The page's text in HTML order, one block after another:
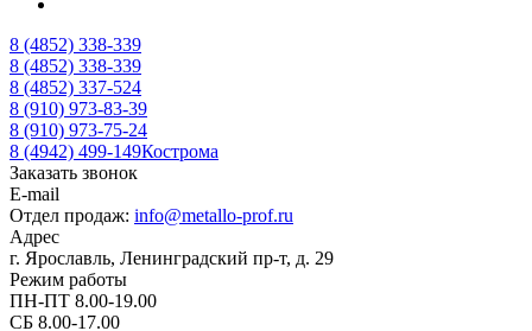
8 (4852) 338-339
8 (4852) 338-339
8 (4852) 337-524
8 (910) 973-83-39
8 (910) 973-75-24
8 (4942) 499-149Кострома
Заказать звонок
E-mail
Отдел продаж: info@metallo-prof.ru
Адрес
г. Ярославль, Ленинградский пр-т, д. 29
Режим работы
ПН-ПТ 8.00-19.00
СБ 8.00-17.00